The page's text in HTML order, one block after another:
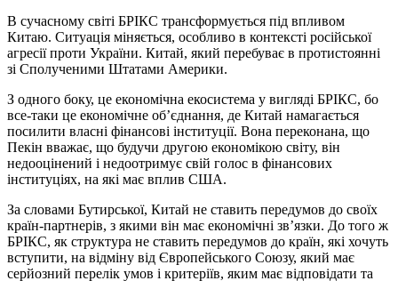
В сучасному світі БРІКС трансформується під впливом
Китаю. Ситуація міняється, особливо в контексті російської
агресії проти України. Китай, який перебуває в протистоянні
зі Сполученими Штатами Америки.
З одного боку, це економічна екосистема у вигляді БРІКС, бо
все-таки це економічне об’єднання, де Китай намагається
посилити власні фінансові інституції. Вона переконана, що
Пекін вважає, що будучи другою економікою світу, він
недооцінений і недоотримує свій голос в фінансових
інституціях, на які має вплив США.
За словами Бутирської, Китай не ставить передумов до своїх
країн-партнерів, з якими він має економічні зв’язки. До того ж
БРІКС, як структура не ставить передумов до країн, які хочуть
вступити, на відміну від Європейського Союзу, який має
серйозний перелік умов і критеріїв, яким має відповідати та